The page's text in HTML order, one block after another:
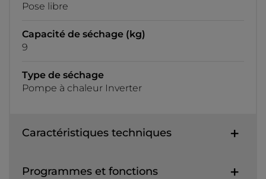
Pose libre
Capacité de séchage (kg)
9
Type de séchage
Pompe à chaleur Inverter
Caractéristiques techniques
Programmes et fonctions